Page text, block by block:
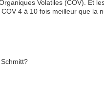
Volatiles (COV). Et
4 à 10 fois meilleur que la